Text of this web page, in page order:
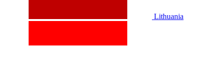
Lithuania